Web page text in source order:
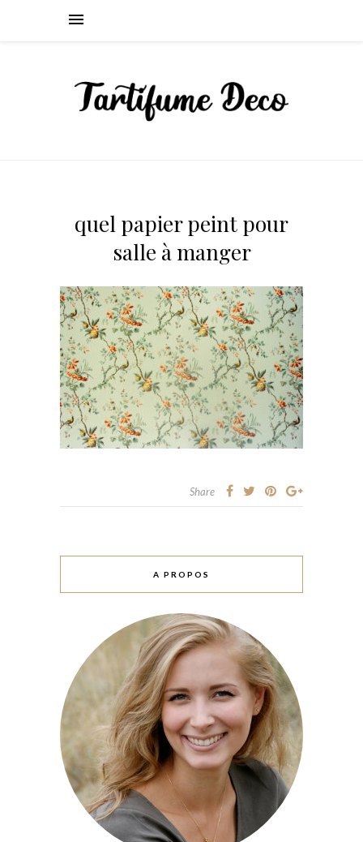
quel papier peint pour
salle à manger
Share
A PROPOS